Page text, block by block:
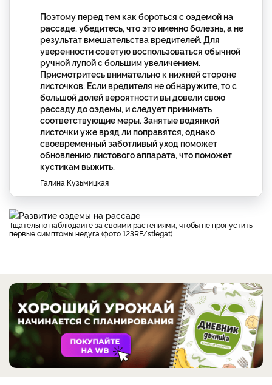
Поэтому перед тем как бороться с оэдемой на
рассаде, убедитесь, что это именно болезнь, а не
результат вмешательства вредителей. Для
уверенности советую воспользоваться обычной
ручной лупой с большим увеличением.
Присмотритесь внимательно к нижней стороне
листочков. Если вредителя не обнаружите, то с
большой долей вероятности вы довели свою
рассаду до оэдемы, и следует принимать
соответствующие меры. Занятые водянкой
листочки уже вряд ли поправятся, однако
своевременный заботливый уход поможет
обновлению листового аппарата, что поможет
кустикам выжить.
Галина Кузьмицкая
Тщательно наблюдайте за своими растениями, чтобы не пропустить
первые симптомы недуга (фото 123RF/stlegat)